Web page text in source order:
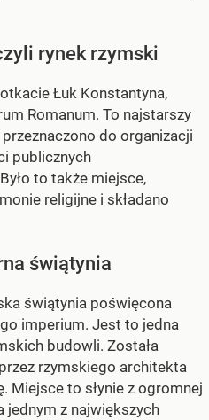
rynek rzymski
Łuk Konstantyna,
Romanum. To najstarszy
do organizacji
publicznych
to także miejsce,
religijne i składano
świątynia
świątynia poświęcona
imperium. Jest to jedna
budowli. Została
rzymskiego architekta
Miejsce to słynie z ogromnej
jednym z największych